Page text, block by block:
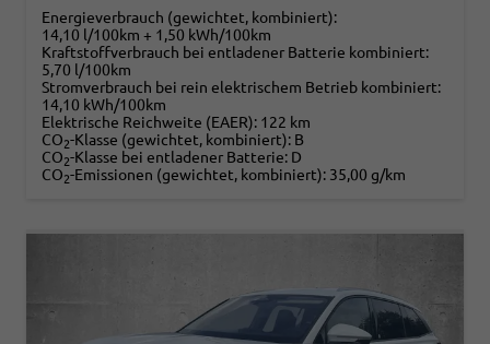
Energieverbrauch (gewichtet, kombiniert):
14,10 l/100km + 1,50 kWh/100km
Kraftstoffverbrauch bei entladener Batterie kombiniert:
5,70 l/100km
Stromverbrauch bei rein elektrischem Betrieb kombiniert:
14,10 kWh/100km
Elektrische Reichweite (EAER): 122 km
CO2-Klasse (gewichtet, kombiniert): B
CO2-Klasse bei entladener Batterie: D
CO2-Emissionen (gewichtet, kombiniert): 35,00 g/km